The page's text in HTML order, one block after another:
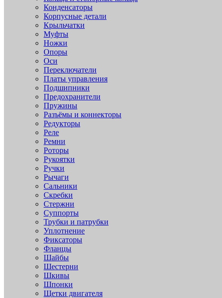
Конденсаторы
Корпусные детали
Крыльчатки
Муфты
Ножки
Опоры
Оси
Переключатели
Платы управления
Подшипники
Предохранители
Пружины
Разъёмы и коннекторы
Редукторы
Реле
Ремни
Роторы
Рукоятки
Ручки
Рычаги
Сальники
Скребки
Стержни
Суппорты
Трубки и патрубки
Уплотнение
Фиксаторы
Фланцы
Шайбы
Шестерни
Шкивы
Шпонки
Щетки двигателя